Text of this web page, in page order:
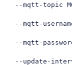
--mqtt-topic
--mqtt-
--mqtt-
--update-